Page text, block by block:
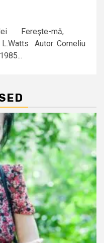
Fereşte-mă,
L.Watts Autor: Corneliu